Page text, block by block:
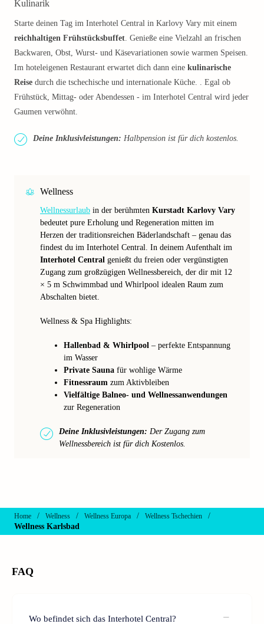
Kulinarik
Starte deinen Tag im Interhotel Central in Karlovy Vary mit einem
reichhaltigen Frühstücksbuffet. Genieße eine Vielzahl an frischen
Backwaren, Obst, Wurst- und Käsevariationen sowie warmen Speisen.
Im hoteleigenen Restaurant erwartet dich dann eine kulinarische
Reise durch die tschechische und internationale Küche. . Egal ob
Frühstück, Mittag- oder Abendessen - im Interhotel Central wird jeder
Gaumen verwöhnt.
Deine Inklusivleistungen: Halbpension ist für dich kostenlos.
Wellness
Wellnessurlaub in der berühmten Kurstadt Karlovy Vary
bedeutet pure Erholung und Regeneration mitten im
Herzen der traditionsreichen Bäderlandschaft – genau das
findest du im Interhotel Central. In deinem Aufenthalt im
Interhotel Central genießt du freien oder vergünstigten
Zugang zum großzügigen Wellnessbereich, der dir mit 12
× 5 m Schwimmbad und Whirlpool idealen Raum zum
Abschalten bietet.
Wellness & Spa Highlights:
Hallenbad & Whirlpool – perfekte Entspannung
im Wasser
Private Sauna für wohlige Wärme
Fitnessraum zum Aktivbleiben
Vielfältige Balneo- und Wellnessanwendungen
zur Regeneration
Deine Inklusivleistungen: Der Zugang zum
Wellnessbereich ist für dich Kostenlos.
Home / Wellness / Wellness Europa / Wellness Tschechien
/
Wellness Karlsbad
FAQ
Wo befindet sich das Interhotel Central?